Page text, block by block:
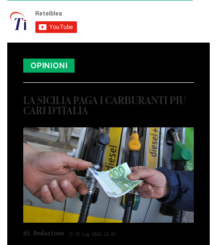
OPINIONI
LA SICILIA PAGA I CARBURANTI PIÙ
CARI D’ITALIA
di Red­azio­ne 19 Lug 2026 13:07